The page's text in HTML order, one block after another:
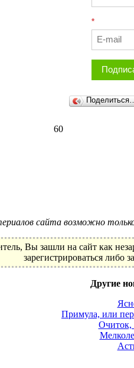
*
60
сайта возможно
Вы зашли на сайт как
зарегистрироваться либо
Другие
Примула, или
Очиток,